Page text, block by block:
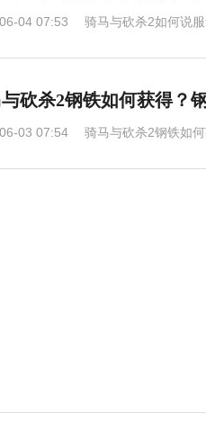
04 07:53 骑马与砍杀2如何说
砍杀2钢铁如何获得？
03 07:54 骑马与砍杀2钢铁如